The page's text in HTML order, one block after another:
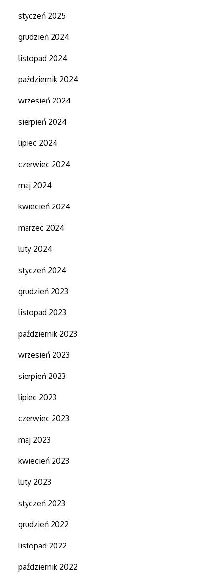
styczeń 2025
grudzień 2024
listopad 2024
październik 2024
wrzesień 2024
sierpień 2024
lipiec 2024
czerwiec 2024
maj 2024
kwiecień 2024
marzec 2024
luty 2024
styczeń 2024
grudzień 2023
listopad 2023
październik 2023
wrzesień 2023
sierpień 2023
lipiec 2023
czerwiec 2023
maj 2023
kwiecień 2023
luty 2023
styczeń 2023
grudzień 2022
listopad 2022
październik 2022